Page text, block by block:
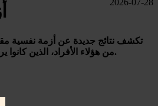
2026-07-28
تكشف نتائج جديدة عن أزمة نفسية
من هؤلاء الأفراد، الذين كانوا يرتدون سترات انتحارية بأحلام الجنة، يعيشون الآن في حالة من الإدمان على المخدرات والكحول الطبي، بحثًا عن مخرج من الضغوط النفسية الناتجة عن سنوات من العنف.